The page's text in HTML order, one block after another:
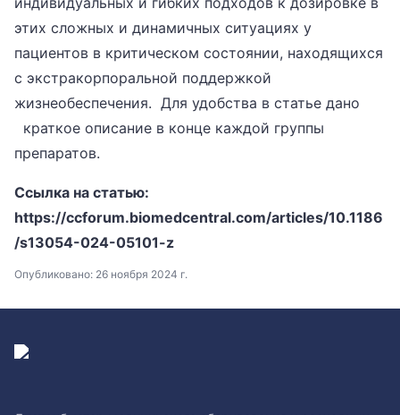
этих сложных и динамичных ситуациях у
пациентов в критическом состоянии, находящихся
с экстракорпоральной поддержкой
жизнеобеспечения. Для удобства в статье дано
краткое описание в конце каждой группы
препаратов.
Ссылка на статью:
https://ccforum.biomedcentral.com/articles/10.1186
/s13054-024-05101-z
Опубликовано: 26 ноября 2024 г.